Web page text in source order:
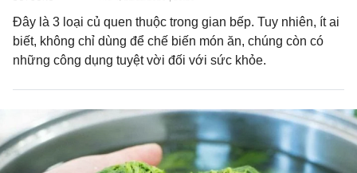
Đây là 3 loại củ quen thuộc trong gian bếp. Tuy nhiên, ít ai
biết, không chỉ dùng để chế biến món ăn, chúng còn có
những công dụng tuyệt vời đối với sức khỏe.